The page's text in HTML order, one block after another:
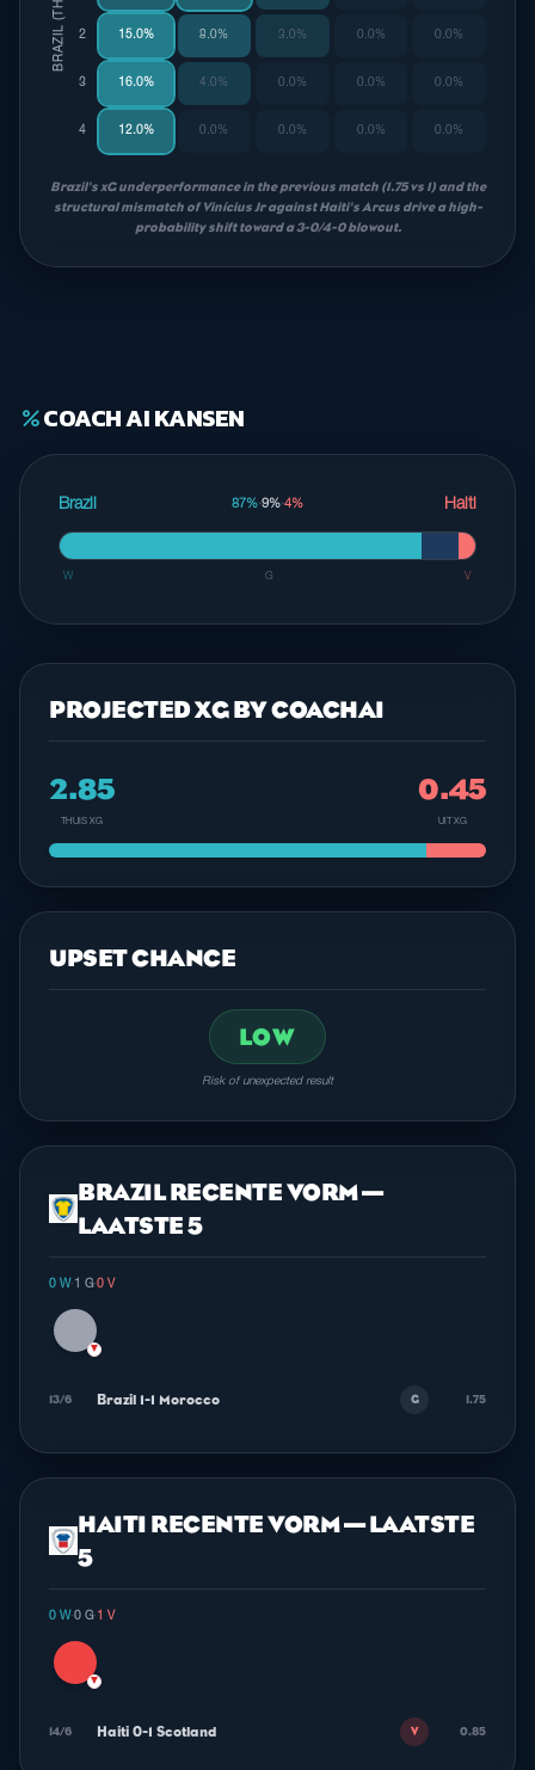
BRAZIL (THUIS) 2 15.0% 8.0% 3.0% 0.0% 0.0%
3 16.0% 4.0% 0.0% 0.0% 0.0%
4 12.0% 0.0% 0.0% 0.0% 0.0%
Brazil's xG underperformance in the previous match (1.75 vs 1) and the
structural mismatch of Vinícius Jr against Haiti's Arcus drive a high-
probability shift toward a 3-0/4-0 blowout.
percentCOACH AI KANSEN
Brazil 87%·9%·4% Haiti
W G V
PROJECTED XG BY COACHAI
2.85
THUIS XG
0.45
UIT XG
UPSET CHANCE
LOW
Risk of unexpected result
BRAZIL RECENTE VORM —
LAATSTE 5
0 W· 1 G·0 V
▼
13/6 Brazil 1-1 Morocco G 1.75
HAITI RECENTE VORM — LAATSTE
5
0 W·0 G· 1 V
▼
14/6 Haiti 0-1 Scotland V 0.85